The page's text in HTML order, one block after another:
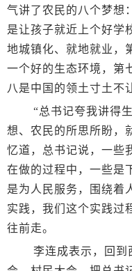
气讲了农民的八个梦想
是让孩子就近上个好学
地城镇化、就地就业，
一个好的生态环境，第
八是中国的领土寸土不
“总书记夸我讲得
想、农民的所思所盼，
忆道，总书记说，一些
在做的过程中，一些是
是为人民服务，围绕着
实践，我们这个实践过
往前走。
李连成表示，回到